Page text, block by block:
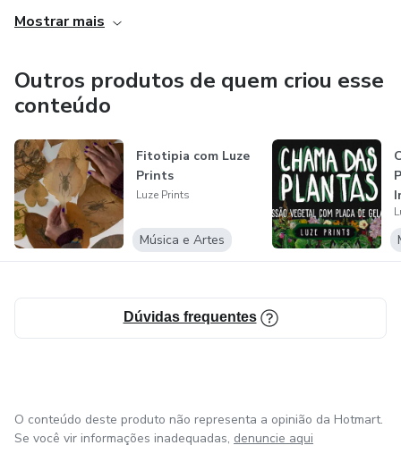
empreendedora cria estampas originais, divertidas e um
Valorizando os processos artesanais, a investigação gráfica
e a criação coletiva, a artista e educadora promove
encontros sinceros entre arte, tabu e emancipação de
todes.
Mostrar mais
Outros produtos de quem criou esse
conteúdo
Fitotipia com Luze
Prints
Luze Prints
Música e Artes
Dúvidas frequentes
O conteúdo deste produto não representa a opinião da Hotmart.
Se você vir informações inadequadas, denuncie aqui